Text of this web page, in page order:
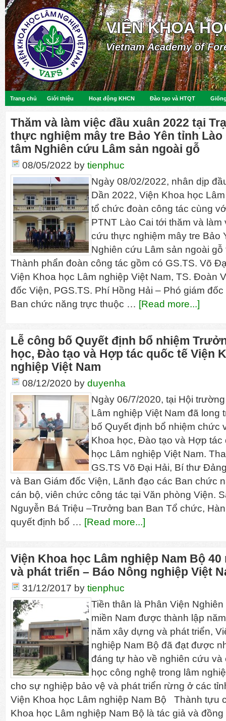
VIỆN KHOA
Vietnam Academy of
Trang chủ Giới thiệu Hoạt động KHCN Đào tạo và HTQT
Thăm và làm việc đầu xuân 2022 tại
thực nghiệm mây tre Bảo Yên tỉnh
tâm Nghiên cứu Lâm sản ngoài gỗ
08/05/2022 by tienphuc
Ngày 08/02/2022, nhân dịp
Dần 2022, Viện Khoa học
tổ chức đoàn công tác cùng
PTNT Lào Cai tới thăm và
cứu thực nghiệm mây tre Bảo
Nghiên cứu Lâm sản ngoài gỗ
Thành phẩn đoàn công tác gồm có GS.TS. Võ
Viện Khoa học Lâm nghiệp Việt Nam, TS. Đoàn
đốc Viện, PGS.TS. Phí Hồng Hải – Phó giám
Ban chức năng trực thuộc … [Read more...]
Lễ công bố Quyết định bổ nhiệm
học, Đào tạo và Hợp tác quốc tế Viện
nghiệp Việt Nam
08/12/2020 by duyenha
Ngày 06/7/2020, tại Hội
Lâm nghiệp Việt Nam đã long
bố Quyết định bổ nhiệm chức
Khoa học, Đào tạo và Hợp tác
học Lâm nghiệp Việt Nam.
GS.TS Võ Đại Hải, Bí thư
và Ban Giám đốc Viện, Lãnh đạo các Ban chức
cán bộ, viên chức công tác tại Văn phòng Viện.
Nguyễn Bá Triệu –Trưởng ban Ban Tổ chức,
quyết định bổ … [Read more...]
Viện Khoa học Lâm nghiệp Nam Bộ
và phát triển – Báo Nông nghiệp Việt
31/12/2017 by tienphuc
Tiền thân là Phân Viện
miền Nam được thành lập
năm xây dựng và phát triển,
nghiệp Nam Bộ đã đạt được
đáng tự hào về nghiên cứu và
học công nghệ trong lâm
cho sự nghiệp bảo vệ và phát triển rừng ở các
Viện Khoa học Lâm nghiệp Nam Bộ Thành tựu
Khoa học Lâm nghiệp Nam Bộ là tác giả và